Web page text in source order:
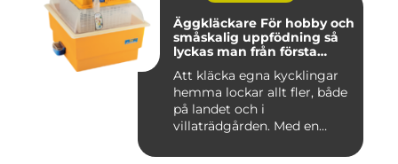
Äggkläckare För hobby och
småskalig uppfödning så
lyckas man från första
Att kläcka egna kycklingar
hemma lockar allt fler, både
på landet och i
villaträdgården. Med en